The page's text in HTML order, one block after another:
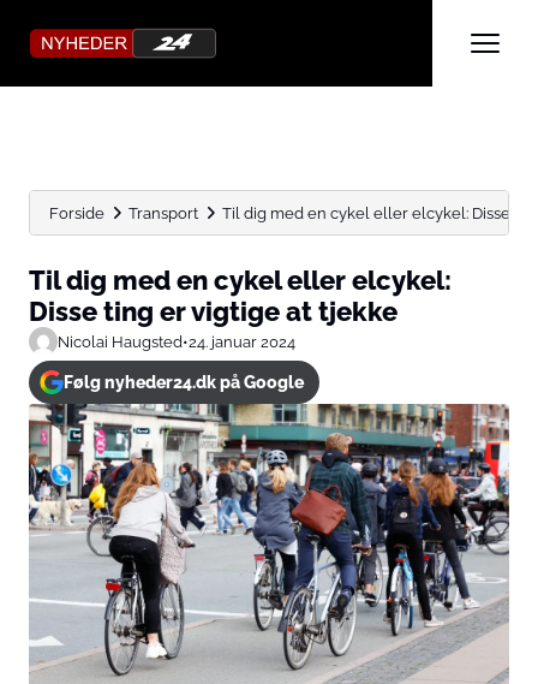
Forside Transport Til dig med en cykel eller elcykel: Disse ting
Til dig med en cykel eller elcykel:
Disse ting er vigtige at tjekke
Nicolai Haugsted•24. januar 2024
Følg nyheder24.dk på Google